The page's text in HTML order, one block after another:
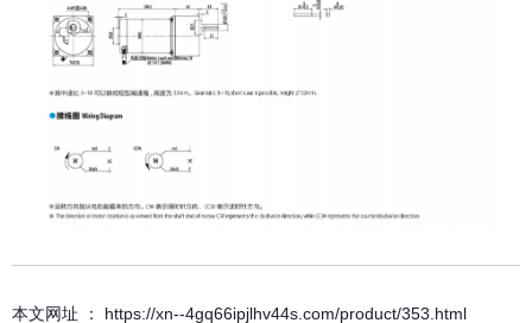
本文网址 ： https://xn--4gq66ipjlhv44s.com/product/353.html